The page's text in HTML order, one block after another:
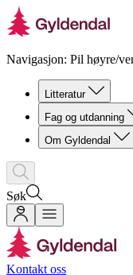
Navigasjon: Pil høyre/
Litteratur
Fag og utdanning
Om Gyldendal
Søk
Kontakt oss